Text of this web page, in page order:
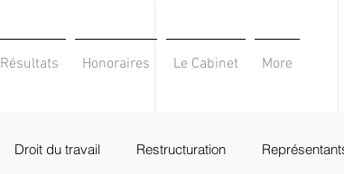
Résultats Honoraires Le Cabinet More
Droit du travail Restructuration